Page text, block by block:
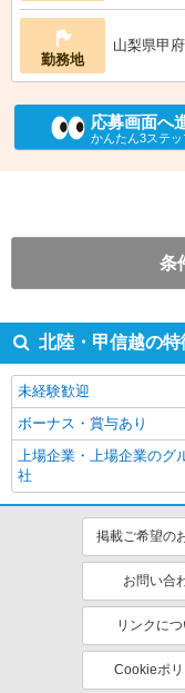
勤務地
山梨県甲
応募画面へ
かんたん3ステッ
条
北陸・甲信越の
未経験歓迎
ボーナス・賞与あり
上場企業・上場企業のグ
社
掲載ご希望の
お問い合
リンクに
Cookieポ